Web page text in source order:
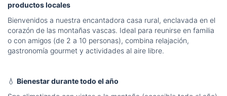
productos locales
Bienvenidos a nuestra encantadora casa rural, enclavada en el
corazón de las montañas vascas. Ideal para reunirse en familia
o con amigos (de 2 a 10 personas), combina relajación,
gastronomía gourmet y actividades al aire libre.
💧 Bienestar durante todo el año